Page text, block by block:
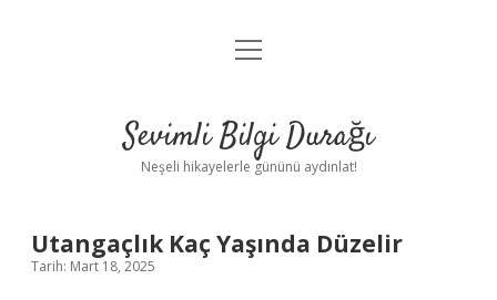
Anasayfa
Yasal Uyarı
menüyü
Sevimli Bilgi Durağı
Neşeli hikayelerle gününü aydınlat!
Utangaçlık Kaç Yaşında Düzelir
Tarih: Mart 18, 2025